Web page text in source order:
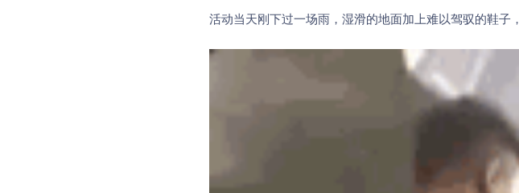
活动当天刚下过一场雨，湿滑的地面加上难以驾驭的鞋子，